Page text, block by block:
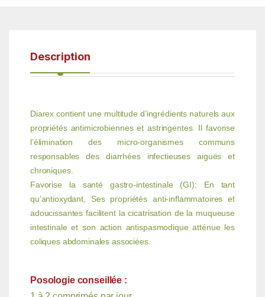
Description
Diarex contient une multitude d’ingrédients naturels aux
propriétés antimicrobiennes et astringentes. Il favorise
l’élimination des micro-organismes communs
responsables des diarrhées infectieuses aiguës et
chroniques.
Favorise la santé gastro-intestinale (GI): En tant
qu’antioxydant, Ses propriétés anti-inflammatoires et
adoucissantes facilitent la cicatrisation de la muqueuse
intestinale et son action antispasmodique atténue les
coliques abdominales associées.
Posologie conseillée :